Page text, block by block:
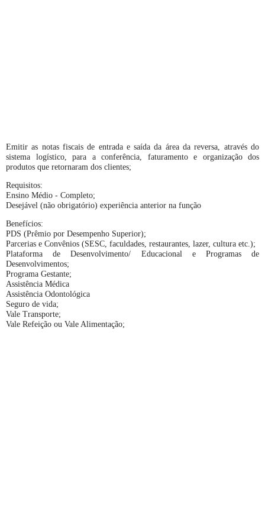
Emitir as notas fiscais de entrada e saída da área da reversa, através do
sistema logístico, para a conferência, faturamento e organização dos
produtos que retornaram dos clientes;
Requisitos:
Ensino Médio - Completo;
Desejável (não obrigatório) experiência anterior na função
Benefícios:
PDS (Prêmio por Desempenho Superior);
Parcerias e Convênios (SESC, faculdades, restaurantes, lazer, cultura etc.);
Plataforma de Desenvolvimento/ Educacional e Programas de
Desenvolvimentos;
Programa Gestante;
Assistência Médica
Assistência Odontológica
Seguro de vida;
Vale Transporte;
Vale Refeição ou Vale Alimentação;